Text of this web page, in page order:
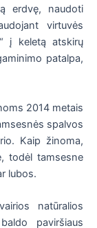
erdvę, naudoti
virtuvės
į keletą atskirų
patalpa,
2014 metais
spalvos
Kaip žinoma,
todėl tamsesne
lubos.
natūralios
paviršiaus